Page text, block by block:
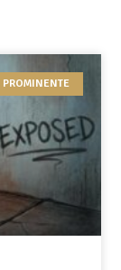
PROMINENTE